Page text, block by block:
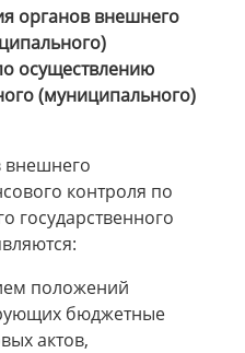
органов внешнего
осуществлению
(муниципального)
контроля по
государственного
положений
бюджетные
актов,